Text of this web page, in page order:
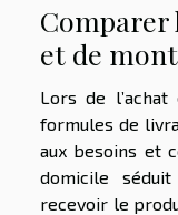
Comparer
et de
Lors de
formules de
aux besoins et
domicile
recevoir le